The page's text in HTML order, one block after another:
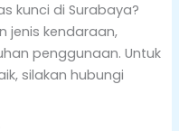
kunci di Surabaya?
jenis kendaraan,
penggunaan. Untuk
silakan hubungi